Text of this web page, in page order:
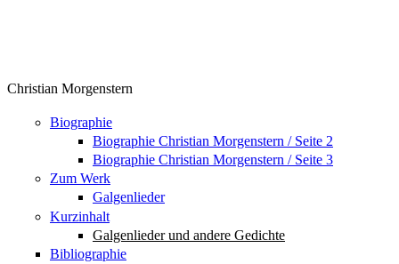
Christian Morgenstern
Biographie
Biographie Christian Morgenstern / Seite 2
Biographie Christian Morgenstern / Seite 3
Zum Werk
Galgenlieder
Kurzinhalt
Galgenlieder und andere Gedichte
Bibliographie